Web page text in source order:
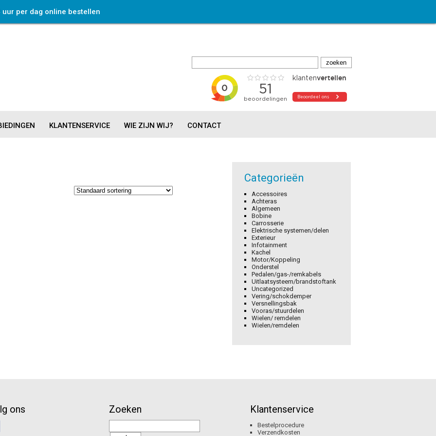
uur per dag online bestellen
KLANTENSERVICE WIE ZIJN WIJ? CONTACT
Categorieën
Accessoires
Achteras
Algemeen
Bobine
Carrosserie
Elektrische systemen/delen
Exterieur
Infotainment
Kachel
Motor/Koppeling
Onderstel
Pedalen/gas-/remkabels
Uitlaatsysteem/brandstoftank
Uncategorized
Vering/schokdemper
Versnellingsbak
Vooras/stuurdelen
Wielen/ remdelen
Wielen/remdelen
ons Zoeken Klantenservice
Bestelprocedure
Verzendkosten